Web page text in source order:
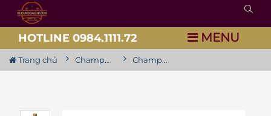
HOTLINE 0984.1111.72 MENU
Trang chủ Champagne / Vang Nổ Champagne Moet & Chandon Brut Imperial ( Có xuất VAT )